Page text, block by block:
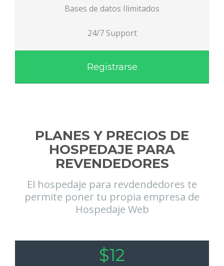
Bases de datos Ilimitados
24/7 Support
Registrarse
PLANES Y PRECIOS DE
HOSPEDAJE PARA
REVENDEDORES
El hospedaje para revdendedores te
permite poner tu propia empresa de
Hospedaje Web
$12